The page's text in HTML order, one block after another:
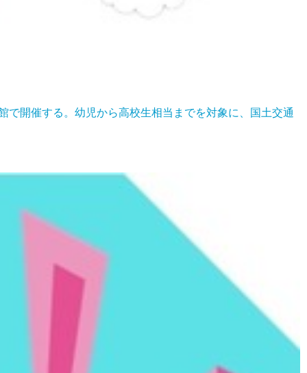
開催する。幼児から高校生相当までを対象に、国土交通